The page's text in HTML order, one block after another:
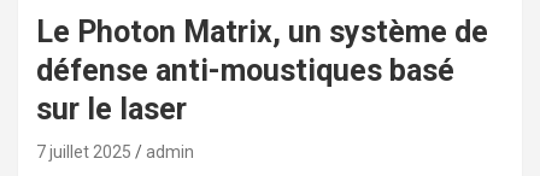
Le Photon Matrix, un système de
défense anti-moustiques basé
sur le laser
7 juillet 2025 admin